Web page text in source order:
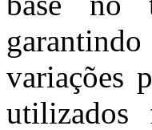
variações
utilizados